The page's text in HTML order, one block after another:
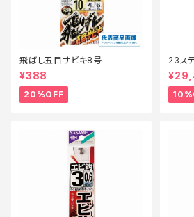
飛ばし五目サビキ8号
¥388
20%OFF
23ス
【継続